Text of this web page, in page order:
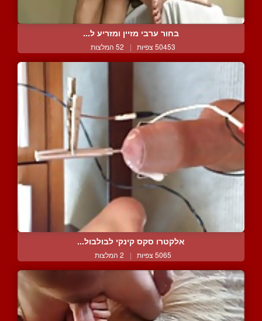
בחור ערבי מזיין ומזריע ל...
50453 צפיות | 52 המלצות
אלקטרו סקס קינקי לבולבול...
5065 צפיות | 2 המלצות